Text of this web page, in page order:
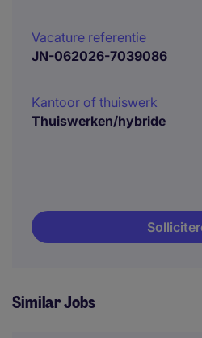
Vacature referentie
JN-062026-7039086
Kantoor of thuiswerk
Thuiswerken/hybride
Similar Jobs